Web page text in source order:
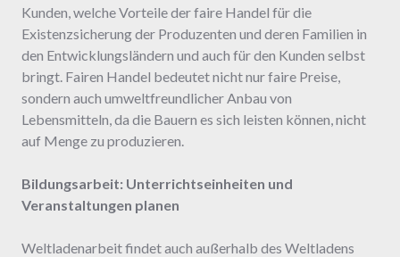
Kunden, welche Vorteile der faire Handel für die
Existenzsicherung der Produzenten und deren Familien in
den Entwicklungsländern und auch für den Kunden selbst
bringt. Fairen Handel bedeutet nicht nur faire Preise,
sondern auch umweltfreundlicher Anbau von
Lebensmitteln, da die Bauern es sich leisten können, nicht
auf Menge zu produzieren.
Bildungsarbeit: Unterrichtseinheiten und
Veranstaltungen planen
Weltladenarbeit findet auch außerhalb des Weltladens